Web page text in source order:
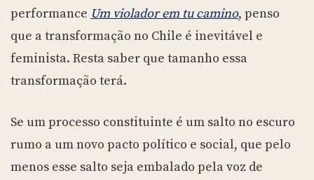
performance Um violador em tu camino, penso
que a transformação no Chile é inevitável e
feminista. Resta saber que tamanho essa
transformação terá.
Se um processo constituinte é um salto no escuro
rumo a um novo pacto político e social, que pelo
menos esse salto seja embalado pela voz de